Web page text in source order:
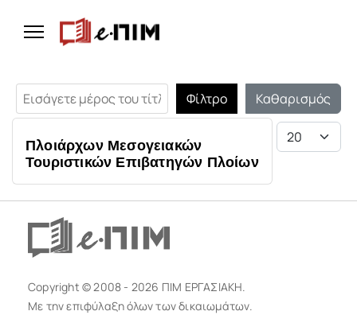
Εισάγετε μέρος του τίτλου.
Φίλτρο
Καθαρισμός
Εμφάνιση #
Πλοιάρχων Μεσογειακών
Τουριστικών Επιβατηγών Πλοίων
Copyright © 2008 - 2026 ΠΙΜ ΕΡΓΑΣΙΑΚΗ.
Με την επιφύλαξη όλων των δικαιωμάτων.